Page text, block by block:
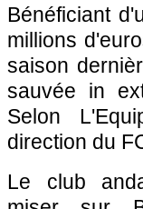
Bénéficiant
millions
saison
sauvée in
Selon
direction du
Le club